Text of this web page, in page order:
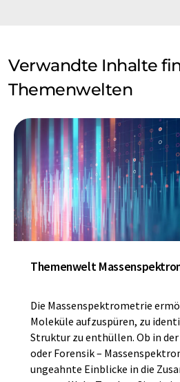
Verwandte Inhalte
Themenwelten
Themenwelt
Die Massenspektrometrie
Moleküle aufzuspüren, zu
Struktur zu enthüllen. Ob in
oder Forensik –
ungeahnte Einblicke in die